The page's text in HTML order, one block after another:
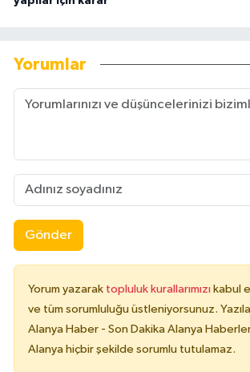
Yorumlar
Gönder
Yorum yazarak topluluk kurallarımızı kabul
ve tüm sorumluluğu üstleniyorsunuz.
Alanya Haber - Son Dakika Alanya
Alanya hiçbir şekilde sorumlu tutulamaz.